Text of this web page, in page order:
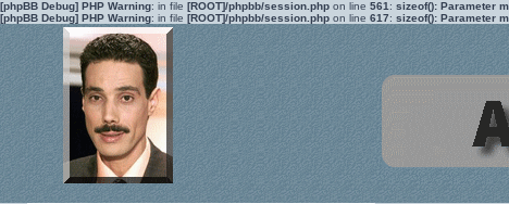
[phpBB Debug] PHP Warning: in file [ROOT]/phpbb/session.php on line 561 : sizeof(): Parameter
[phpBB Debug] PHP Warning: in file [ROOT]/phpbb/session.php on line 617: sizeof(): Parameter